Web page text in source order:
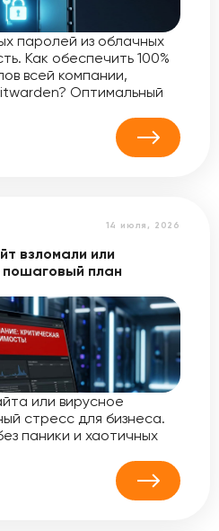
паролей из облачных
Как обеспечить 100%
всей компании,
Оптимальный
14 июля, 2026
взломали или
пошаговый план
или вирусное
стресс для бизнеса.
паники и хаотичных